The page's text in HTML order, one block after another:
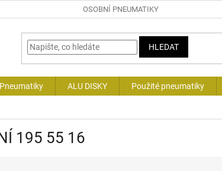
OSOBNÍ PNEUMATIKY
HLEDAT
ALU DISKY Použité pneumatiky
195 55 16